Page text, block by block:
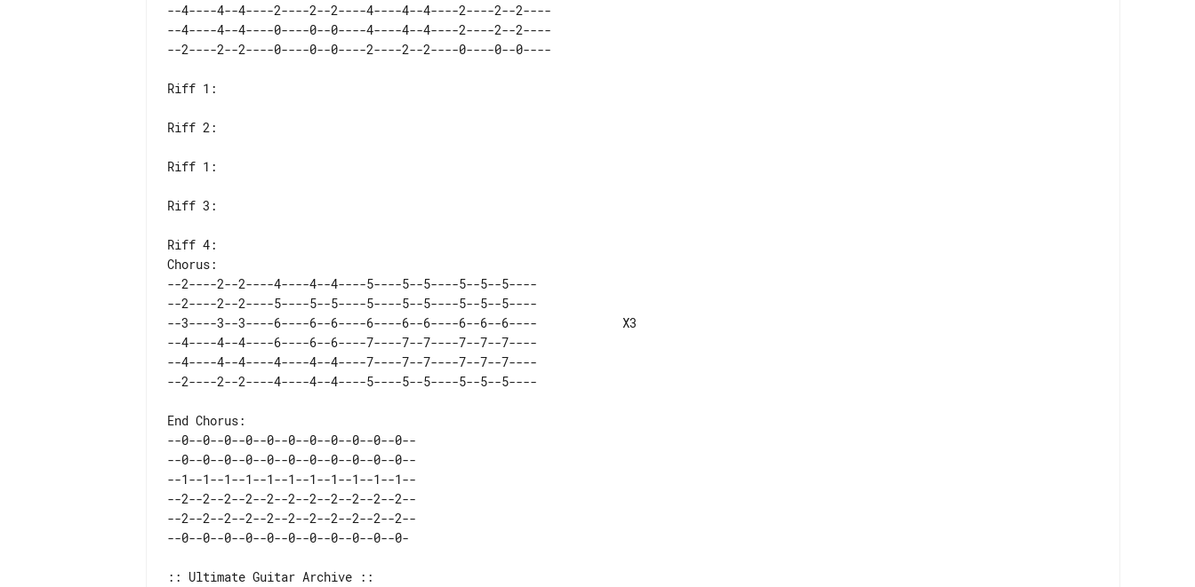
--4----4--4----2----2--2----4----4--4----2----2--2----
--4----4--4----0----0--0----4----4--4----2----2--2----
Riff 1:
Riff 2:
Riff 1:
Riff 3:
Chorus:
--2----2--2----4----4--4----5----5--5----5--5--5----
--2----2--2----5----5--5----5----5--5----5--5--5----
--3----3--3----6----6--6----6----6--6----6--6--6----            X3
--4----4--4----6----6--6----7----7--7----7--7--7----
--4----4--4----4----4--4----7----7--7----7--7--7----
End Chorus:
--0--0--0--0--0--0--0--0--0--0--0--
--0--0--0--0--0--0--0--0--0--0--0--
--1--1--1--1--1--1--1--1--1--1--1--
--2--2--2--2--2--2--2--2--2--2--2--
--2--2--2--2--2--2--2--2--2--2--2--
:: Ultimate Guitar Archive ::